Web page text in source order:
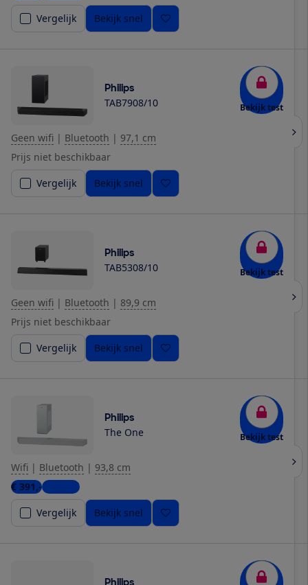
Vergelijk
Bekijk snel
Philips
TAB7908/10 Bekijk test
Geen wifi | Bluetooth | 97,1 cm
Prijs niet beschikbaar
Vergelijk
Bekijk snel
Philips
TAB5308/10 Bekijk test
Geen wifi | Bluetooth | 89,9 cm
Prijs niet beschikbaar
Vergelijk
Bekijk snel
Philips
The One Bekijk test
Wifi | Bluetooth | 93,8 cm
€ 391,-1 winkel
Vergelijk
Bekijk snel